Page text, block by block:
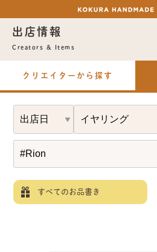
出店情報
Creators & Items
クリエイターから探す
すべてのお品書き